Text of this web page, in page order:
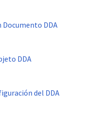
Documento DDA
DDA
del DDA